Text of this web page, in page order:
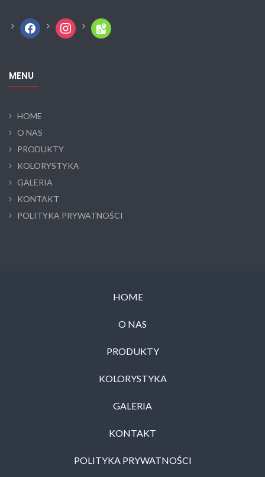
facebook instagramgoogle-
maps
MENU
HOME
O NAS
PRODUKTY
KOLORYSTYKA
GALERIA
KONTAKT
POLITYKA PRYWATNOŚCI
HOME
O NAS
PRODUKTY
KOLORYSTYKA
GALERIA
KONTAKT
POLITYKA PRYWATNOŚCI